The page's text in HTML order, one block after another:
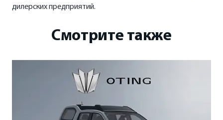
дилерских предприятий.
Смотрите также